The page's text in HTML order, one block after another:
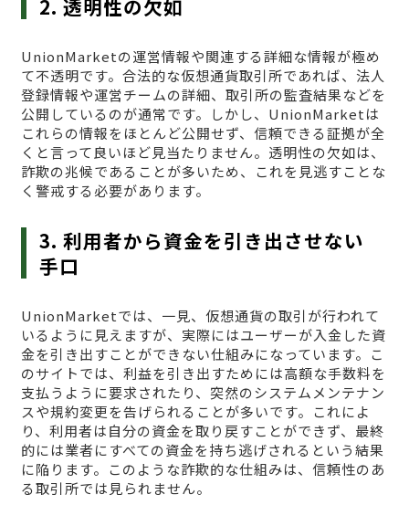
2. 透明性の欠如
UnionMarketの運営情報や関連する詳細な情報が極め
て不透明です。合法的な仮想通貨取引所であれば、法人
登録情報や運営チームの詳細、取引所の監査結果などを
公開しているのが通常です。しかし、UnionMarketは
これらの情報をほとんど公開せず、信頼できる証拠が全
くと言って良いほど見当たりません。透明性の欠如は、
詐欺の兆候であることが多いため、これを見逃すことな
く警戒する必要があります。
3. 利用者から資金を引き出させない
手口
UnionMarketでは、一見、仮想通貨の取引が行われて
いるように見えますが、実際にはユーザーが入金した資
金を引き出すことができない仕組みになっています。こ
のサイトでは、利益を引き出すためには高額な手数料を
支払うように要求されたり、突然のシステムメンテナン
スや規約変更を告げられることが多いです。これによ
り、利用者は自分の資金を取り戻すことができず、最終
的には業者にすべての資金を持ち逃げされるという結果
に陥ります。このような詐欺的な仕組みは、信頼性のあ
る取引所では見られません。